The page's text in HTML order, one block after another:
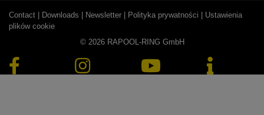
Contact | Downloads | Newsletter | Polityka prywatności | Ustawienia
plików cookie
© 2026 RAPOOL-RING GmbH